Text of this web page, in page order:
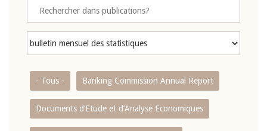
- Tous - Banking Commission Annual Report
Documents d’Etude et d’Analyse Economiques